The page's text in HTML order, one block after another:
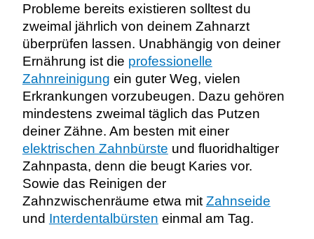
Probleme bereits existieren solltest du
zweimal jährlich von deinem Zahnarzt
überprüfen lassen. Unabhängig von deiner
Ernährung ist die professionelle
Zahnreinigung ein guter Weg, vielen
Erkrankungen vorzubeugen. Dazu gehören
mindestens zweimal täglich das Putzen
deiner Zähne. Am besten mit einer
elektrischen Zahnbürste und fluoridhaltiger
Zahnpasta, denn die beugt Karies vor.
Sowie das Reinigen der
Zahnzwischenräume etwa mit Zahnseide
und Interdentalbürsten einmal am Tag.